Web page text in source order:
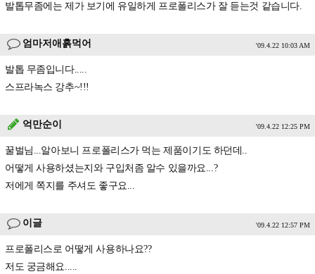
발톱무좀에는 제가 보기에 유일하게 프로폴리스가 잘 듣는것 같습니다.
엄마저애흙먹어 '09.4.22 10:03 AM
발톱 무좀입니다.....
스프라녹스 강추~!!!
억만순이 '09.4.22 12:25 PM
꿀벌님...알아보니 프로폴리스가 먹는 제품이기도 하던데..
어떻게 사용하셨는지와 구입처좀 알수 있을까요...?
저에게 쪽지를 주셔도 좋구요...
이글 '09.4.22 12:57 PM
프로폴리스로 어떻게 사용하나요??
저도 궁금해요.....